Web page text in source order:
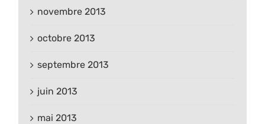
novembre 2013
octobre 2013
septembre 2013
juin 2013
mai 2013